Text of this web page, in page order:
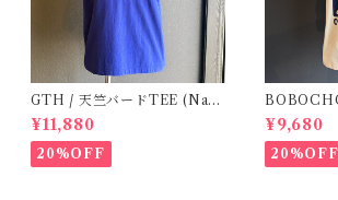
GTH / 天竺バードTEE (Navy
BL) / Size２
¥11,880
20%OFF
y of
/ S.M
¥9,680
20%OFF